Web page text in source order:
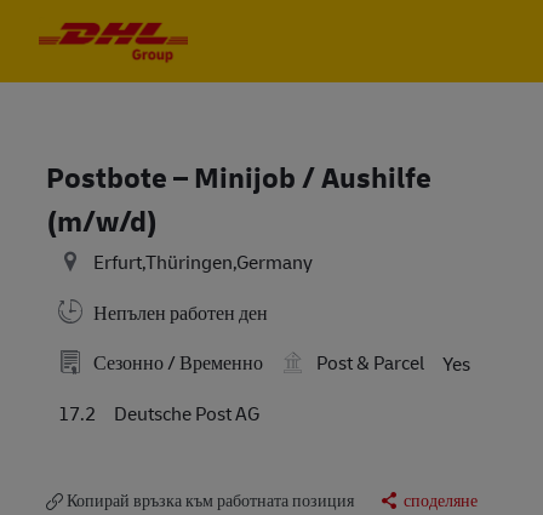
Postbote – Minijob / Aushilfe
(m/w/d)
Erfurt,Thüringen,Germany
Непълен работен ден
Сезонно / Временно
Post & Parcel
Yes
17.2
Deutsche Post AG
Копирай връзка към работната позиция споделяне